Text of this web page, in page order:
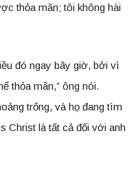
thỏa mãn; tôi không hài
đó ngay bây giờ, bởi vì
thỏa mãn,” ông nói.
trống, và họ đang tìm
Christ là tất cả đối với anh